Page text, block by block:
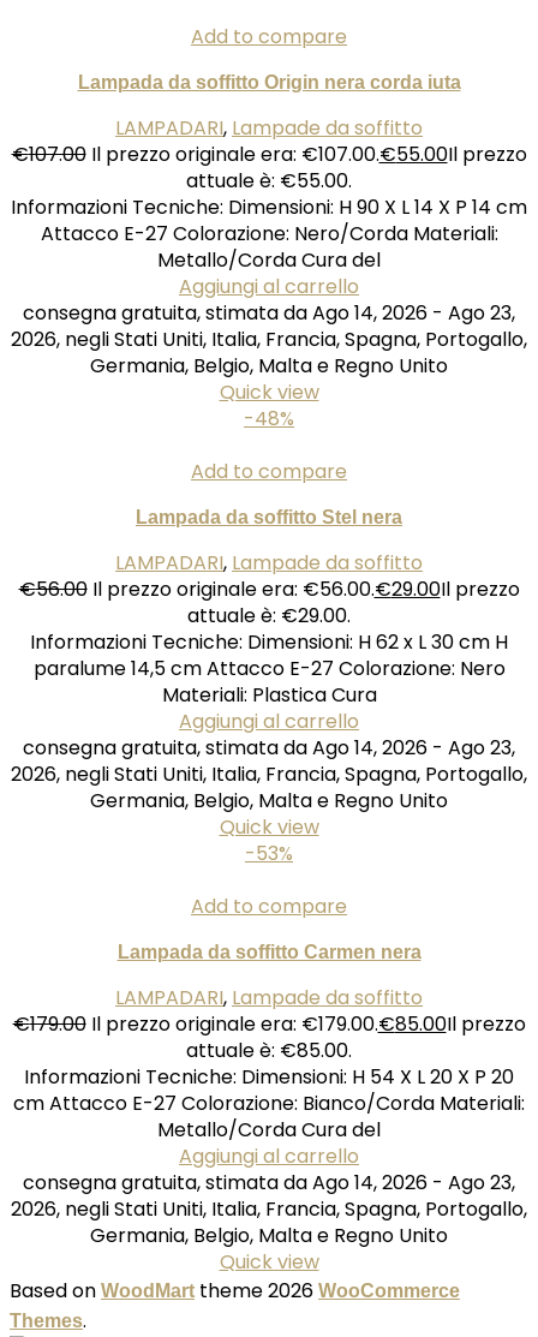
Add to compare
Lampada da soffitto Origin nera corda iuta
LAMPADARI, Lampade da soffitto
€107.00 Il prezzo originale era: €107.00.€55.00Il prezzo
attuale è: €55.00.
Informazioni Tecniche: Dimensioni: H 90 X L 14 X P 14 cm
Attacco E-27 Colorazione: Nero/Corda Materiali:
Metallo/Corda Cura del
Aggiungi al carrello
consegna gratuita, stimata da Ago 14, 2026 - Ago 23,
2026, negli Stati Uniti, Italia, Francia, Spagna, Portogallo,
Germania, Belgio, Malta e Regno Unito
Quick view
-48%
Add to compare
Lampada da soffitto Stel nera
LAMPADARI, Lampade da soffitto
€56.00 Il prezzo originale era: €56.00.€29.00Il prezzo
attuale è: €29.00.
Informazioni Tecniche: Dimensioni: H 62 x L 30 cm H
paralume 14,5 cm Attacco E-27 Colorazione: Nero
Materiali: Plastica Cura
Aggiungi al carrello
consegna gratuita, stimata da Ago 14, 2026 - Ago 23,
2026, negli Stati Uniti, Italia, Francia, Spagna, Portogallo,
Germania, Belgio, Malta e Regno Unito
Quick view
-53%
Add to compare
Lampada da soffitto Carmen nera
LAMPADARI, Lampade da soffitto
€179.00 Il prezzo originale era: €179.00.€85.00Il prezzo
attuale è: €85.00.
Informazioni Tecniche: Dimensioni: H 54 X L 20 X P 20
cm Attacco E-27 Colorazione: Bianco/Corda Materiali:
Metallo/Corda Cura del
Aggiungi al carrello
consegna gratuita, stimata da Ago 14, 2026 - Ago 23,
2026, negli Stati Uniti, Italia, Francia, Spagna, Portogallo,
Germania, Belgio, Malta e Regno Unito
Quick view
Based on WoodMart theme2026 WooCommerce
Themes.